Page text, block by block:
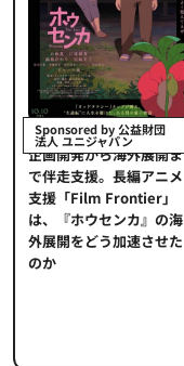
Sponsored by 公益財団
法人 ユニジャパン
企画開発から海外展開ま
で伴走支援。長編アニメ
支援「Film Frontier」
は、『ホウセンカ』の海
外展開をどう加速させた
のか